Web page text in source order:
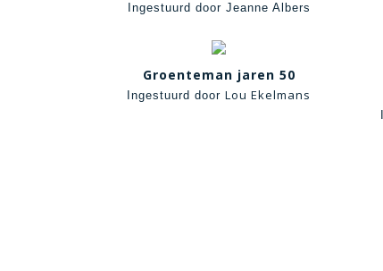
Ingestuurd door Jeanne Albers
Groenteman jaren 50
Ingestuurd door Lou Ekelmans